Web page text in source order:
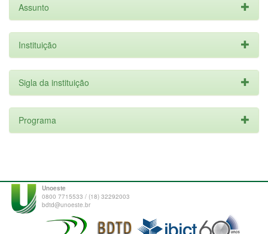
Assunto
Instituição
Sigla da instituição
Programa
Unoeste
0800 7715533 / (18) 32292003
bdtd@unoeste.br